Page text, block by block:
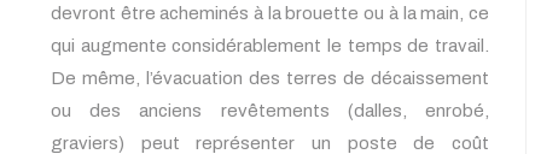
devront être acheminés à la brouette ou à la main, ce
qui augmente considérablement le temps de travail.
De même, l’évacuation des terres de décaissement
ou des anciens revêtements (dalles, enrobé,
graviers) peut représenter un poste de coût